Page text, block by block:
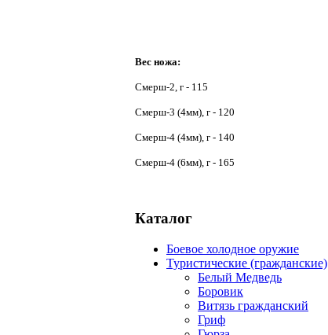
Вес ножа:
Смерш-2, г - 115
Смерш-3 (4мм), г - 120
Смерш-4 (4мм), г - 140
Смерш-4 (6мм), г - 165
Каталог
Боевое холодное оружие
Туристические (гражданские)
Белый Медведь
Боровик
Витязь гражданский
Гриф